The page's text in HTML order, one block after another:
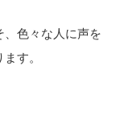
、色々な人に声を
す。